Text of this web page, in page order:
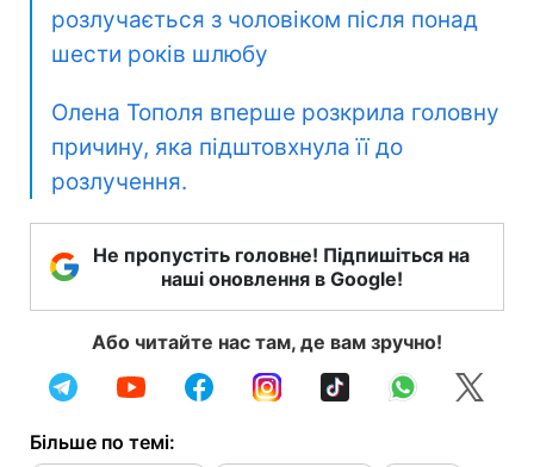
розлучається з чоловіком після понад
шести років шлюбу
Олена Тополя вперше розкрила головну
причину, яка підштовхнула її до
розлучення.
Не пропустіть головне! Підпишіться на
наші оновлення в Google!
Або читайте нас там, де вам зручно!
Більше по темі: